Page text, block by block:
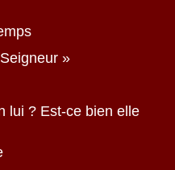
»
lui ? Est-ce bien elle